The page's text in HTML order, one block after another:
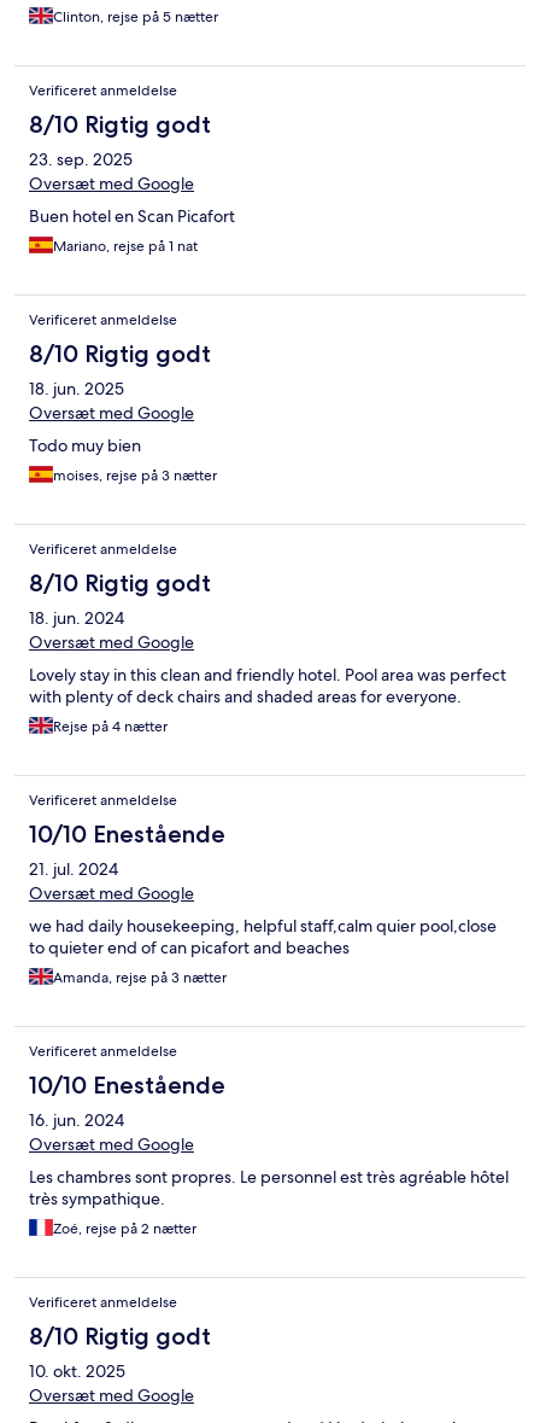
Clinton, rejse på 5 nætter
Verificeret anmeldelse
8/10 Rigtig godt
23. sep. 2025
Oversæt med Google
Buen hotel en Scan Picafort
Mariano, rejse på 1 nat
Verificeret anmeldelse
8/10 Rigtig godt
18. jun. 2025
Oversæt med Google
Todo muy bien
moises, rejse på 3 nætter
Verificeret anmeldelse
8/10 Rigtig godt
18. jun. 2024
Oversæt med Google
Lovely stay in this clean and friendly hotel. Pool area was perfect
with plenty of deck chairs and shaded areas for everyone.
Rejse på 4 nætter
Verificeret anmeldelse
10/10 Enestående
21. jul. 2024
Oversæt med Google
we had daily housekeeping, helpful staff,calm quier pool,close
to quieter end of can picafort and beaches
Amanda, rejse på 3 nætter
Verificeret anmeldelse
10/10 Enestående
16. jun. 2024
Oversæt med Google
Les chambres sont propres. Le personnel est très agréable hôtel
très sympathique.
Zoé, rejse på 2 nætter
Verificeret anmeldelse
8/10 Rigtig godt
10. okt. 2025
Oversæt med Google